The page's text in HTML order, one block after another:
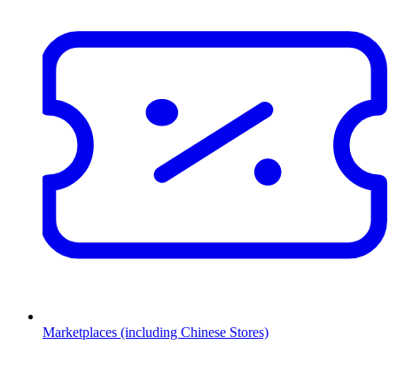
Marketplaces (including Chinese Stores)